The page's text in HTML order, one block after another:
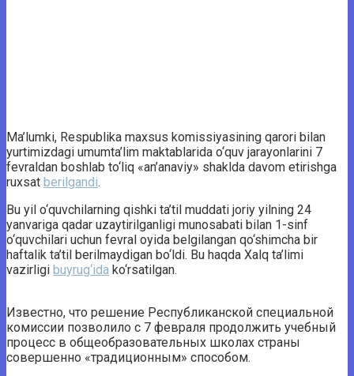
Ma’lumki, Respublika maxsus komissiyasining qarori bilan
yurtimizdagi umumta’lim maktablarida o‘quv jarayonlarini 7
fevraldan boshlab to‘liq «an’anaviy» shaklda davom etirishga
ruxsat berilgandi.
Bu yil o‘quvchilarning qishki ta’til muddati joriy yilning 24
yanvariga qadar uzaytirilganligi munosabati bilan 1-sinf
o‘quvchilari uchun fevral oyida belgilangan qo‘shimcha bir
haftalik ta’til berilmaydigan bo‘ldi. Bu haqda Xalq ta’limi
vazirligi buyrug‘ida ko‘rsatilgan.
Известно, что решение Республиканской специальной
комиссии позволило с 7 февраля продолжить учебный
процесс в общеобразовательных школах страны
совершенно «традиционным» способом.